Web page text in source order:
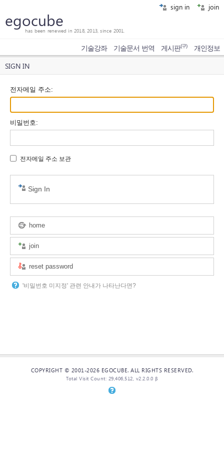
sign in join
egocube
has been renewed in 2018, 2013, since 2001.
기술강좌 기술문서 번역 게시판(구) 개인정보
SIGN IN
전자메일 주소:
비밀번호:
전자메일 주소 보관
Sign In
home
join
reset password
'비밀번호 미지정' 관련 안내가 나타난다면?
COPYRIGHT © 2001-2026 EGOCUBE. ALL RIGHTS RESERVED.
Total Visit Count: 29,406,512, v2.2.0.0 β